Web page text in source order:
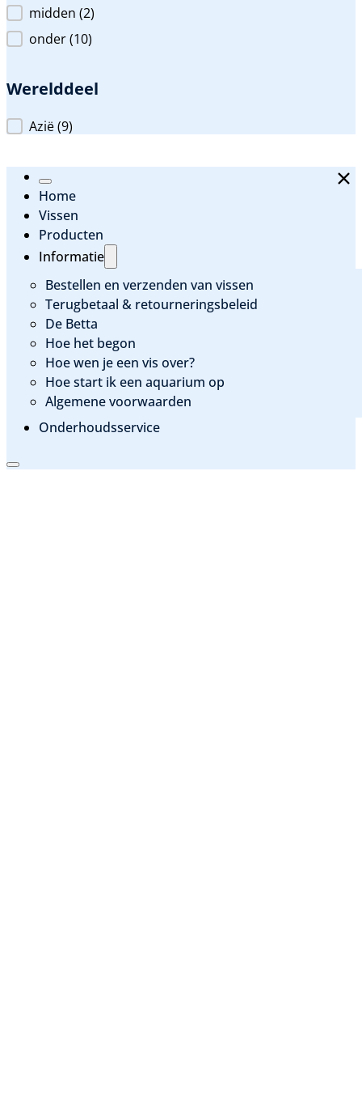
midden (2)
onder(10)
Werelddeel
Werelddeel
Azië(9)
Home
Vissen
Producten
Informatie
Bestellen en verzenden van vissen
Terugbetaal & retourneringsbeleid
De Betta
Hoe het begon
Hoe wen je een vis over?
Hoe start ik een aquarium op
Algemene voorwaarden
Onderhoudsservice